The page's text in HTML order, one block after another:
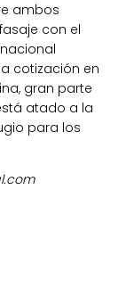
ambos
con el
cotización en
gran parte
atado a la
para los